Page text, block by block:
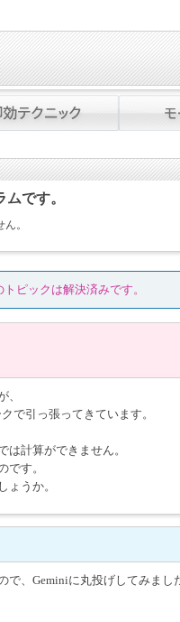
です。
。
トピックは解決済みです。
、
で引っ張ってきています。
は計算ができません。
です。
ょうか。
で、Geminiに丸投げしてみまし